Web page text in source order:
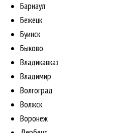
Барнаул
Бежецк
Буинск
Быково
Владикавказ
Владимир
Волгоград
Волжск
Воронеж